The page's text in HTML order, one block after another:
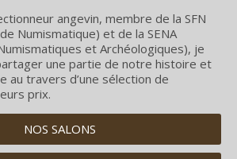
angevin, membre de la SFN
Numismatique) et de la SENA
et Archéologiques), je
une partie de notre histoire et
au travers d’une sélection de
prix.
NOS SALONS